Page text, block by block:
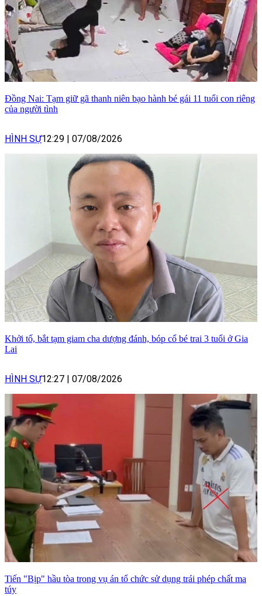
Đồng Nai: Tạm giữ gã thanh niên bạo hành bé gái 11 tuổi con riêng
của người tình
HÌNH SỰ12:29 | 07/08/2026
Khởi tố, bắt tạm giam cha dượng đánh, bóp cổ bé trai 3 tuổi ở Gia
Lai
HÌNH SỰ12:27 | 07/08/2026
Tiến "Bịp" hầu tòa trong vụ án tổ chức sử dụng trái phép chất ma
túy